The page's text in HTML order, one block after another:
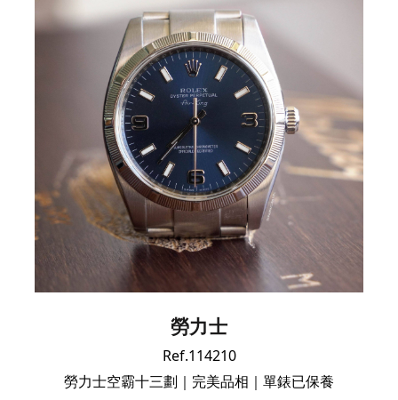
勞力士
Ref.114210
勞力士空霸十三劃｜完美品相｜單錶已保養